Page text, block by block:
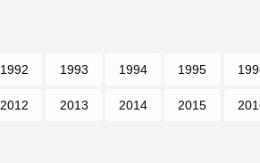
1992 1993 1994 1995
2012 2013 2014 2015